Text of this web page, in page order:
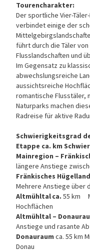
Tourencharakter:
Der sportliche Vier-
verbindet einige der
führt durch die Täler
Flusslandschaften und
Im Gegensatz zu
abwechslungsreiche
aussichtsreiche
romantische Flusstäler,
Naturparks machen
Radreise für aktive
Schwierigkeitsgrad
Etappe ca. km
Mainregion –
längere Anstiege
Fränkisches
Mehrere Anstiege über
Altmühltalca. 55 km
Hochflächen
Altmühltal –
Anstiege und rasante
Donauraum ca. 55 km
Donau